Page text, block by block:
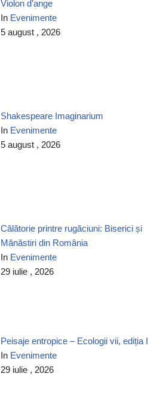
Violon d’ange
In Evenimente
5 august , 2026
Shakespeare Imaginarium
In Evenimente
5 august , 2026
Călătorie printre rugăciuni: Biserici și
Mănăstiri din România
In Evenimente
29 iulie , 2026
Peisaje entropice – Ecologii vii, ediția I
In Evenimente
29 iulie , 2026